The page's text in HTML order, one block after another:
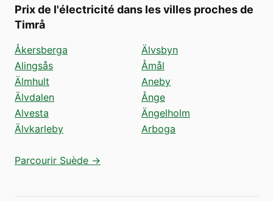
Prix de l'électricité dans les villes proches de
Timrå
Åkersberga
Alingsås
Älmhult
Älvdalen
Alvesta
Älvkarleby
Älvsbyn
Åmål
Aneby
Ånge
Ängelholm
Arboga
Parcourir Suède →